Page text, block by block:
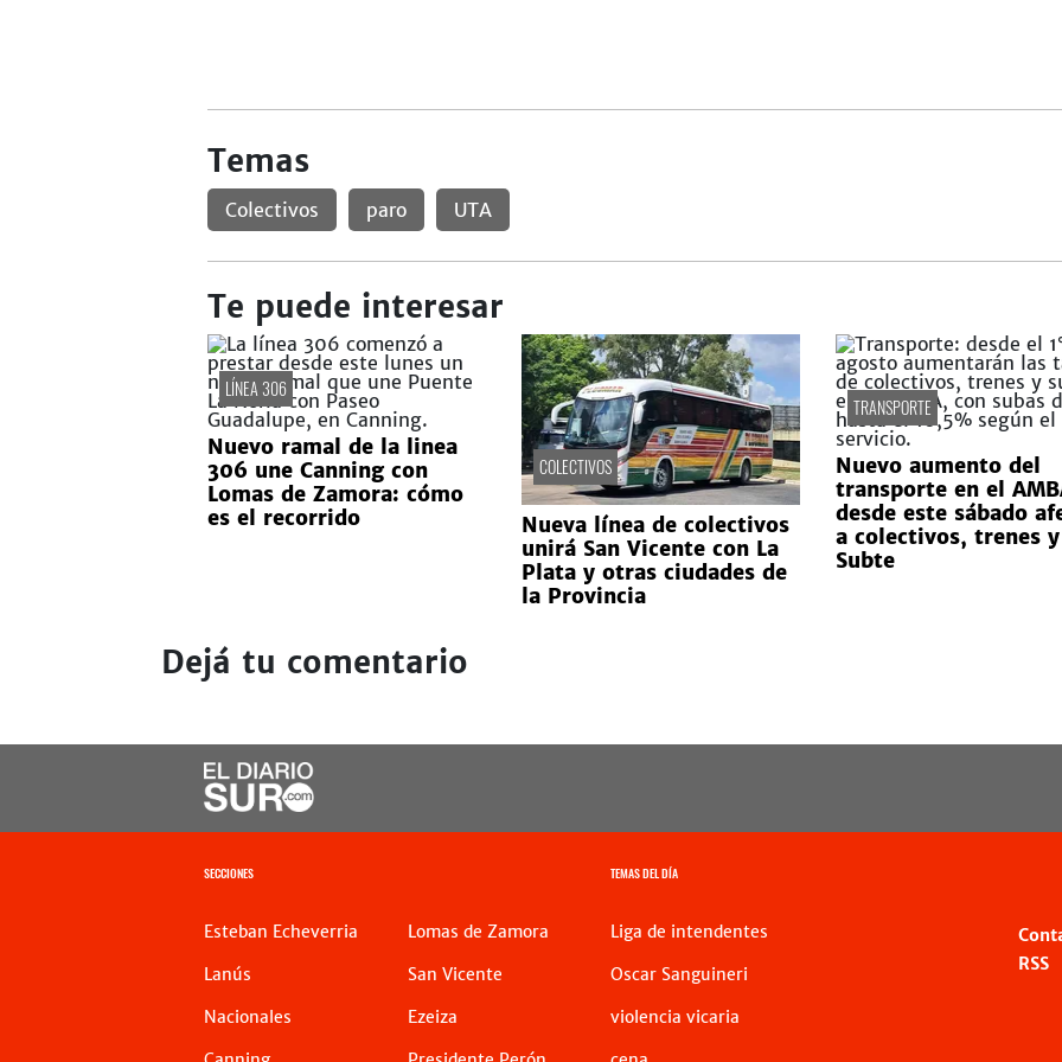
Temas
Colectivos paro UTA
Te puede interesar
LÍNEA 306
Nuevo ramal de la linea
306 une Canning con
Lomas de Zamora: cómo
es el recorrido
COLECTIVOS
Nueva línea de colectivos
unirá San Vicente con La
Plata y otras ciudades de
la Provincia
TRANSPORTE
Nuevo aumento del
transporte en el
desde este sábado
a colectivos, trenes y
Subte
Dejá tu comentario
SECCIONES
Esteban Echeverria
Lanús
Nacionales
Lomas de Zamora
San Vicente
Ezeiza
TEMAS DEL DÍA
Liga de intendentes
Oscar Sanguineri
violencia vicaria
RSS